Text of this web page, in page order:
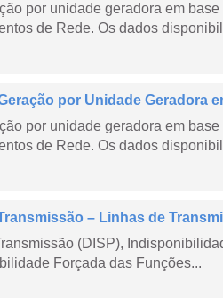
por unidade geradora em
de Rede. Os dados
por Unidade Geradora
por unidade geradora em
de Rede. Os dados
– Linhas de
(DISP),
Forçada das Funções...